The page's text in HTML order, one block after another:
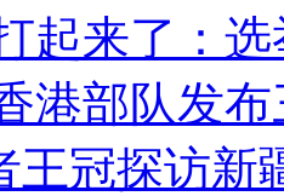
起来了：
港部队发
王冠探访新